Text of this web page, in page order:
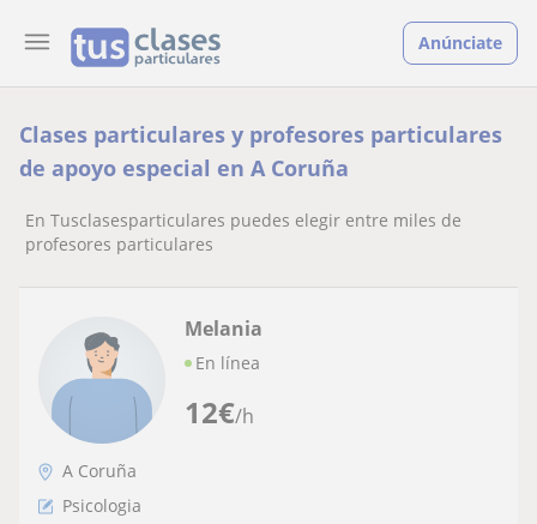
Anúnciate
Clases particulares y profesores particulares
de apoyo especial en A Coruña
En Tusclasesparticulares puedes elegir entre miles de
profesores particulares
12€/h
Melania
En línea
A Coruña
Psicologia